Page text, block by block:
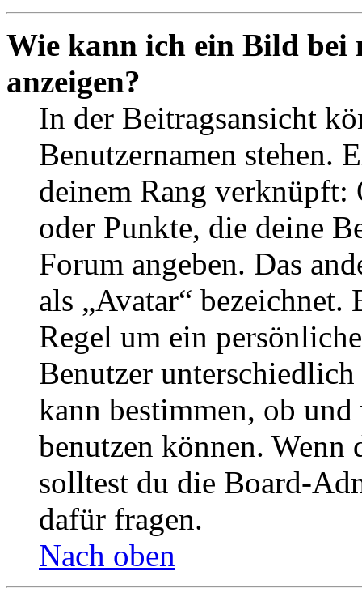
Wie kann ich ein Bild bei
anzeigen?
In der Beitragsansicht
Benutzernamen stehen.
deinem Rang verknüpft:
oder Punkte, die deine
Forum angeben. Das
als „Avatar“
Regel um ein
Benutzer
kann bestimmen, ob
benutzen können. Wenn
solltest du die Board-
dafür fragen.
Nach oben